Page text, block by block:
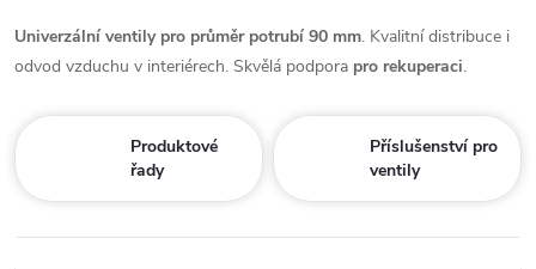
Univerzální ventily pro průměr potrubí 90 mm. Kvalitní distribuce i
odvod vzduchu v interiérech. Skvělá podpora pro rekuperaci.
Produktové
řady
Příslušenství pro
ventily